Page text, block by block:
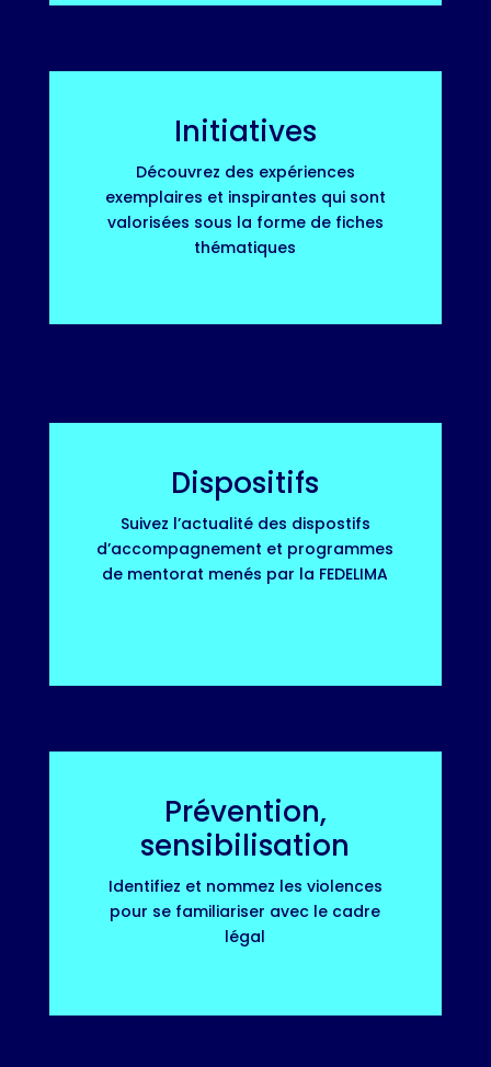
Initiatives
Découvrez des expériences
exemplaires et inspirantes qui sont
valorisées sous la forme de fiches
thématiques
Dispositifs
Suivez l’actualité des dispostifs
d’accompagnement et programmes
de mentorat menés par la FEDELIMA
Prévention,
sensibilisation
Identifiez et nommez les violences
pour se familiariser avec le cadre
légal